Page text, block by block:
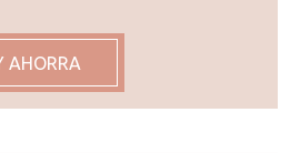
AHORRA